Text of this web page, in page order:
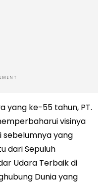
yang ke-55 tahun, PT.
visinya
sebelumnya yang
dari Sepuluh
Udara Terbaik di
Dunia yang